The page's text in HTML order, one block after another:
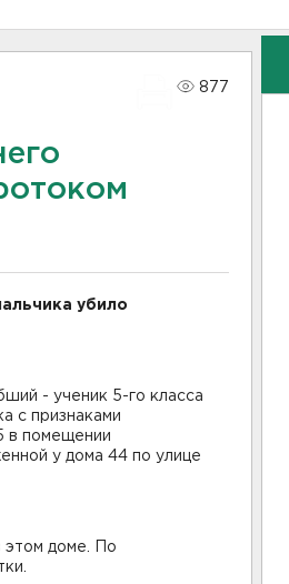
877
убило
- ученик 5-го класса
с признаками
в помещении
у дома 44 по улице
этом доме. По